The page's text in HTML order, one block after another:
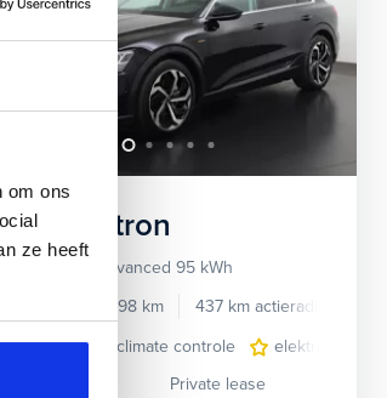
om ons
ze heeft
panorama-dak lederen bekleding
electronic climate controle
lichtmetalen
Audi e-tron
55 quattro Advanced 95 kWh
34.998 km 437 km actieradius
electronic climate controle
elektrisch
Private lease